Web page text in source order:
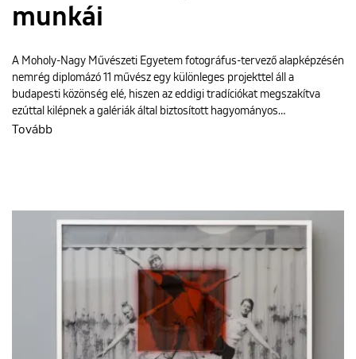
munkái
A Moholy-Nagy Művészeti Egyetem fotográfus-tervező alapképzésén
nemrég diplomázó 11 művész egy különleges projekttel áll a
budapesti közönség elé, hiszen az eddigi tradíciókat megszakítva
ezúttal kilépnek a galériák által biztosított hagyományos…
Tovább